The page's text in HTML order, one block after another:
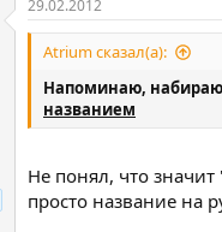
29.02.2012
Atrium сказал(а):
Напоминаю,
названием
Не понял, что
просто название на